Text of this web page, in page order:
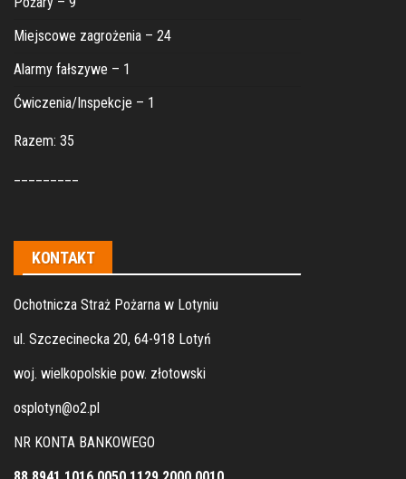
Miejscowe zagrożenia – 24
Alarmy fałszywe – 1
Ćwiczenia/Inspekcje – 1
Razem: 35
KONTAKT
Ochotnicza Straż Pożarna w Lotyniu
ul. Szczecinecka 20, 64-918 Lotyń
woj. wielkopolskie pow. złotowski
osplotyn@o2.pl
NR KONTA BANKOWEGO